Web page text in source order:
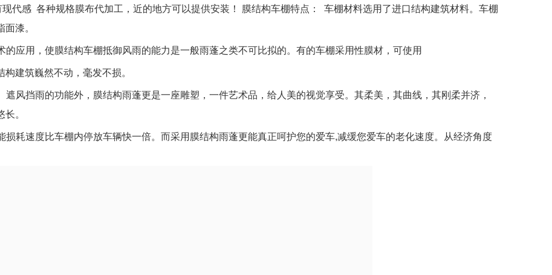
现代感 各种规格膜布代加工，近的地方可以提供安装！ 膜结构车棚特点：
车棚材料选用了进口结构建筑材料。车棚
漆。
应用，使膜结构车棚抵御风雨的能力是一般雨蓬之类不可比拟的。有的车棚采用性膜材，可使用
建筑巍然不动，毫发不损。
风挡雨的功能外，膜结构雨蓬更是一座雕塑，一件艺术品，给人美的视觉享受。其柔美，其曲线，其刚柔并济，
。
耗速度比车棚内停放车辆快一倍。而采用膜结构雨蓬更能真正呵护您的爱车,减缓您爱车的老化速度。从经济角度